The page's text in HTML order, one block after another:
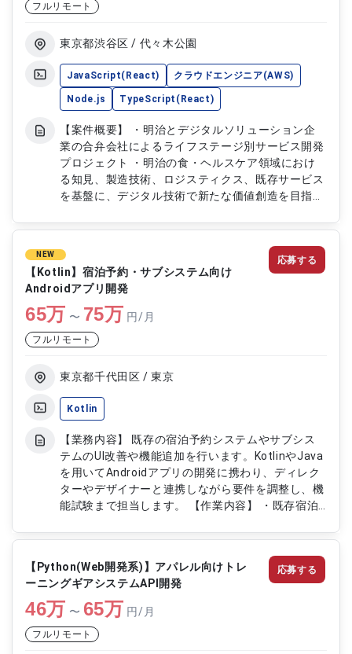
フルリモート
東京都渋谷区 / 代々木公園
JavaScript(React) クラウドエンジニア(AWS)
Node.js TypeScript(React)
【案件概要】 ・明治とデジタルソリューション企
業の合弁会社によるライフステージ別サービス開発
プロジェクト ・明治の食・ヘルスケア領域におけ
る知見、製造技術、ロジスティクス、既存サービス
を基盤に、デジタル技術で新たな価値創造を目指す
全てのライフステージへの価値提供拡大を目的とす
る新規事業開発 ・ブランド間の最適協業をゼロか
ら構築し、価値最大化のための仮説検証と迅速な開
発実装を行う ・多数のベンダーを統合管理し、堅
牢かつ迅速なシステム開発が必要 ・様々なサービ
スをステルス開発中 【作業内容】 ・NodeJS,
Reactを用いたアプリケーション開発におけるデリ
バリーと技術リード ・チームのリソースと品質を
ス要件を理解し、プロダクト要件に落とし込む ・
構築
NEW
【Kotlin】宿泊予約・サブシステム向け
Androidアプリ開発
65万 〜 75万 円/月
フルリモート
東京都千代田区 / 東京
Kotlin
【業務内容】 既存の宿泊予約システムやサブシス
テムのUI改善や機能追加を行います。KotlinやJava
を用いてAndroidアプリの開発に携わり、ディレク
ターやデザイナーと連携しながら要件を調整し、機
能試験まで担当します。 【作業内容】 ・既存宿泊
サブシステムのUI改善および機能追加（Kotlin） ・
ディレクター・デザイナーとの要件調整 ・開発し
た機能の試験
応募する
【Python(Web開発系)】アパレル向けトレ
ーニングギアシステムAPI開発
46万 〜 65万 円/月
フルリモート
応募する